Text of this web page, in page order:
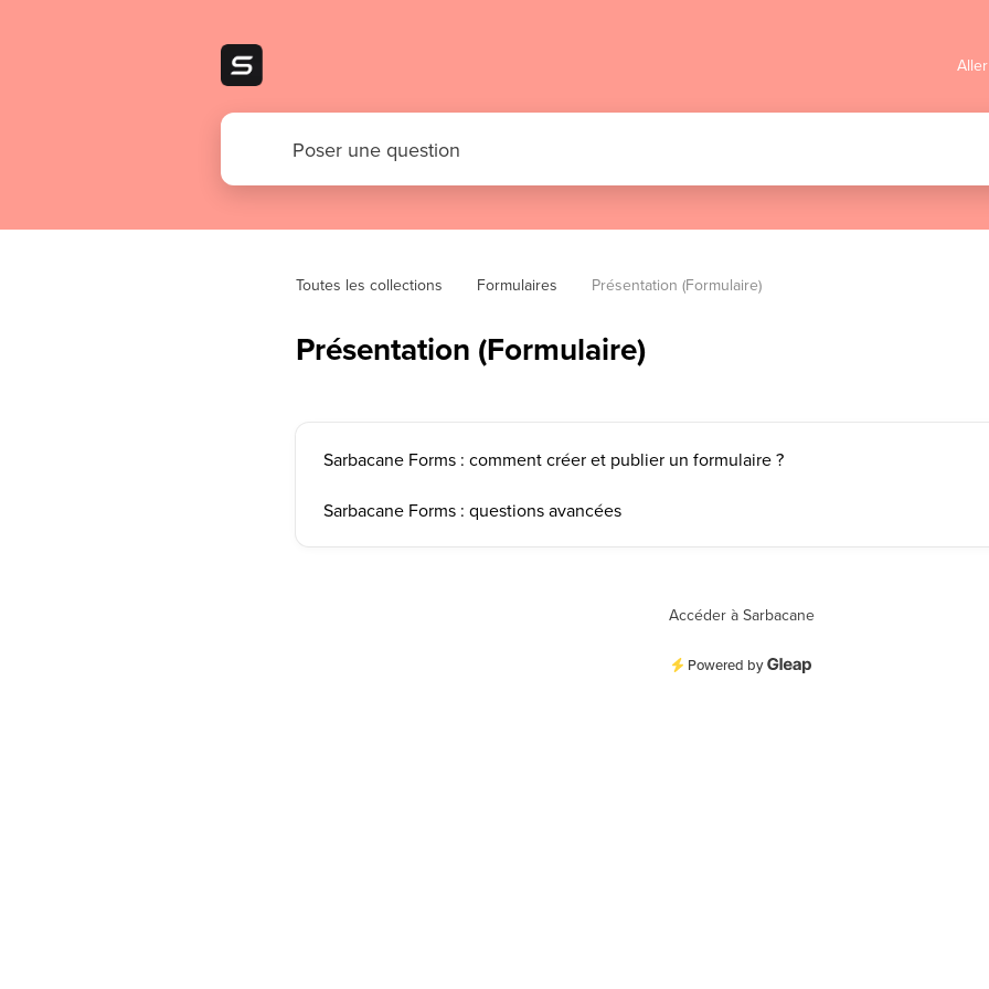
Toutes les collections Formulaires Présentation (Formulaire)
Présentation (Formulaire)
Sarbacane Forms : comment créer et publier un formulaire ?
Sarbacane Forms : questions avancées
Accéder à Sarbacane
Powered by